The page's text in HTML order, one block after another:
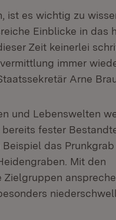
ist es wichtig zu
Einblicke in das
Zeit keinerlei
immer
Arne
und Lebenswelten
fester
das Prunkgrab
Mit den